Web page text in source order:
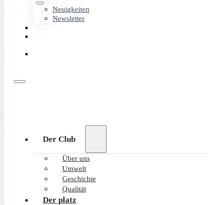
Neuigkeiten
Newsletter
Der Club
Über uns
Umwelt
Geschichte
Qualität
Der platz